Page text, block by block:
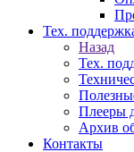
Тех.
Назад
Тех.
Плееры
Архив
Контакты